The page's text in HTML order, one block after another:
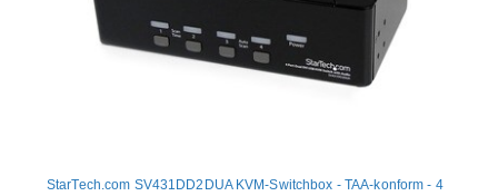
StarTech.com SV431DD2DUA KVM-Switchbox - TAA-konform - 4